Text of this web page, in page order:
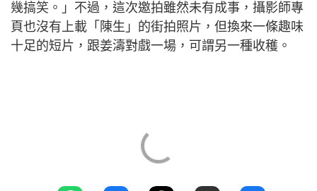
幾搞笑。」不過，這次邀拍雖然未有成事，攝影師專
頁也沒有上載「陳生」的街拍照片，但換來一條趣味
十足的短片，跟姜濤對戲一場，可謂另一種收穫。